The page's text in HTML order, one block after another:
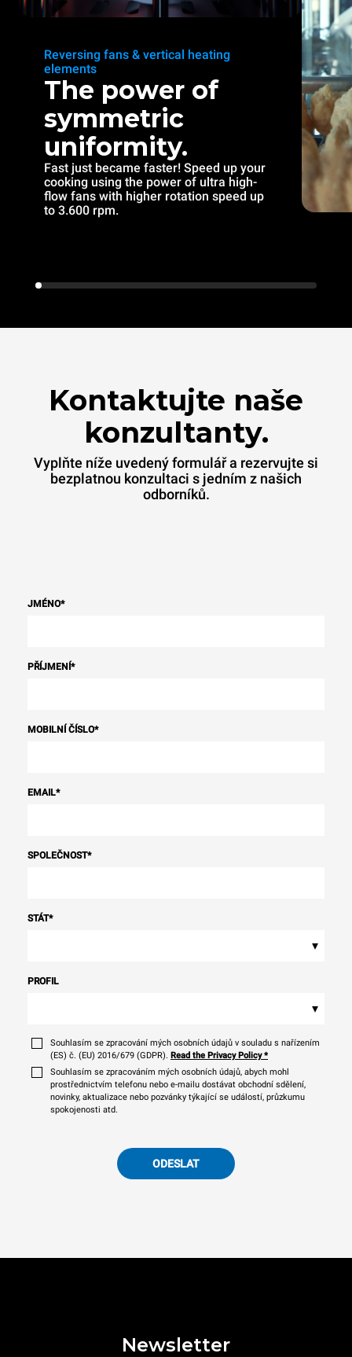
Reversing fans & vertical heating
elements
The power of
symmetric
uniformity.
Fast just became faster! Speed up your
cooking using the power of ultra high-
flow fans with higher rotation speed up
to 3.600 rpm.
Kontaktujte naše
konzultanty.
Vyplňte níže uvedený formulář a rezervujte si
bezplatnou konzultaci s jedním z našich
odborníků.
JMÉNO*
PŘÍJMENÍ *
MOBILNÍ ČÍSLO*
EMAIL*
SPOLEČNOST*
STÁT*
▾
PROFIL
▾
Souhlasím se zpracování mých osobních údajů v souladu s nařízením
(ES) č. (EU) 2016/679 (GDPR). Read the Privacy Policy*
Souhlasím se zpracováním mých osobních údajů, abych mohl
prostřednictvím telefonu nebo e-mailu dostávat obchodní sdělení,
novinky, aktualizace nebo pozvánky týkající se událostí, průzkumu
spokojenosti atd.
ODESLAT
Newsletter